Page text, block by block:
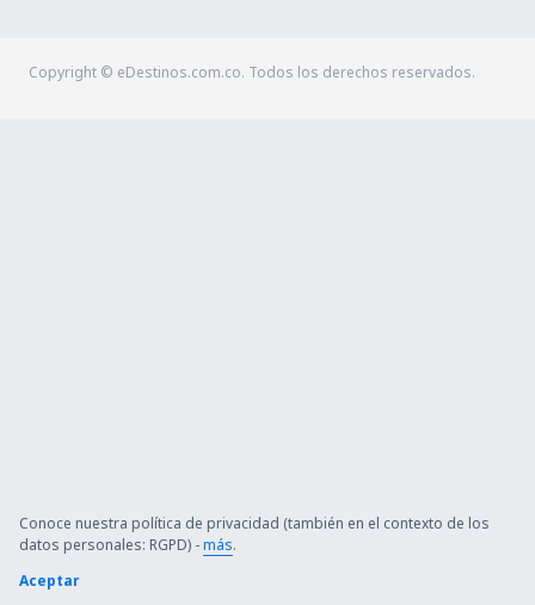
Copyright © eDestinos.com.co. Todos los derechos reservados.
Conoce nuestra política de privacidad (también en el contexto de los
datos personales: RGPD) -más.
Aceptar